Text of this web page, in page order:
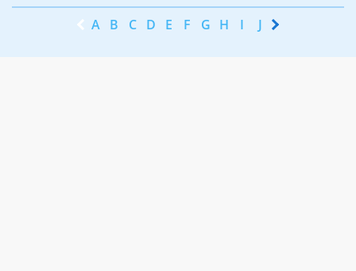
A B C D E F G H I J K